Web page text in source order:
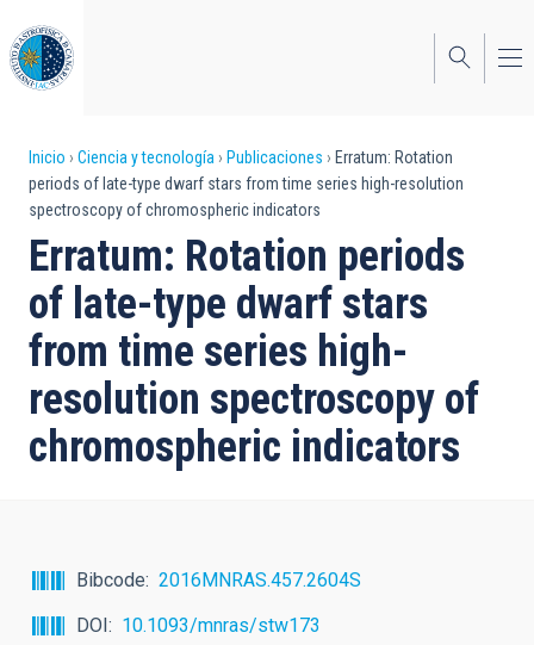
al
contenido
principal
Sobrescribir
enlaces
de
ayuda
a
la
navegación
Inicio Ciencia y tecnología Publicaciones
Erratum: Rotation
periods of late-type dwarf stars from time series high-resolution
spectroscopy of chromospheric indicators
Erratum: Rotation periods
of late-type dwarf stars
from time series high-
resolution spectroscopy of
chromospheric indicators
Bibcode
2016MNRAS.457.2604S
DOI
10.1093/mnras/stw173